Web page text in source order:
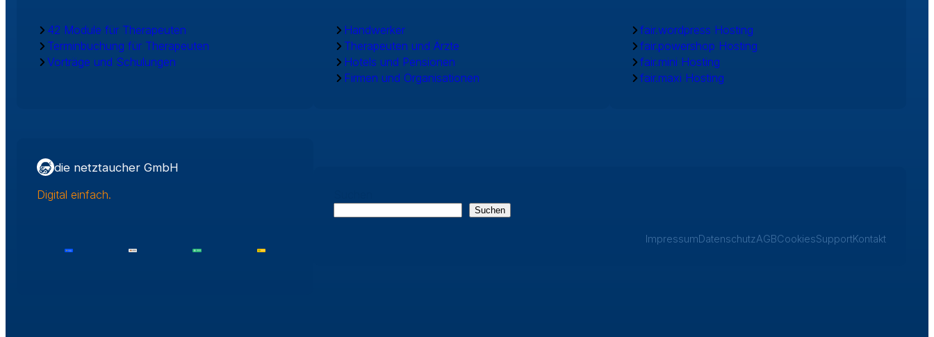
42 Module für Therapeuten
Terminbuchung für Therapeuten
Vorträge und Schulungen
Handwerker
Therapeuten und Ärzte
Hotels und Pensionen
Firmen und Organisationen
fair.wordpress Hosting
fair.powershop Hosting
fair.mini Hosting
fair.maxi Hosting
die netztaucher GmbH
Digital einfach.
Suchen
ImpressumDatenschutzAGBCookiesSupportKontakt